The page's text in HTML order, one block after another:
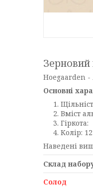
Зерновий
Hoegaarden
Основні
Вміст
Гіркота:
Колір: 12
Наведені
Склад
Солод